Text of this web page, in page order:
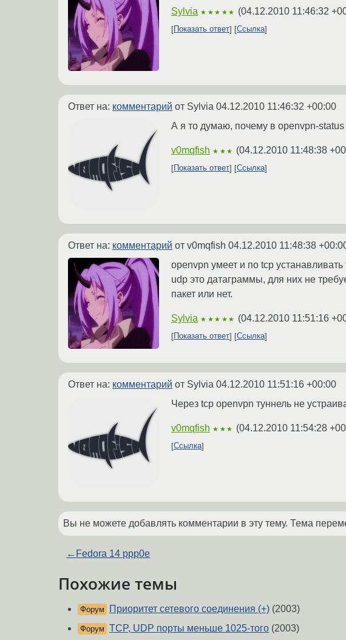
Sylvia ★★★★★ (04.12.2010 11:46:32
Показать ответ Ссылка
Ответ на: комментарий от Sylvia 04.12.2010 11:46:32 +00:00
А я то думаю, почему в openvpn-status
v0mqfish ★★★ (04.12.2010 11:48:38
Показать ответ
Ссылка
Ответ на: комментарий от v0mqfish 04.12.2010 11:48:38
openvpn умеет и по tcp устанавливать
udp это датаграммы, для них не
пакет или нет.
Sylvia ★★★★★ (04.12.2010 11:51:16
Показать ответ Ссылка
Ответ на: комментарий от Sylvia 04.12.2010 11:51:16 +00:00
Через tcp openvpn туннель не
v0mqfish ★★★ (04.12.2010 11:54:28
Ссылка
Вы не можете добавлять комментарии в эту тему. Тема
← Fedora 14 ppp0e
Похожие темы
Форум Приоритет сетевого соединения (+) (2003)
Форум TCP, UDP порты меньше 1025-того (2003)